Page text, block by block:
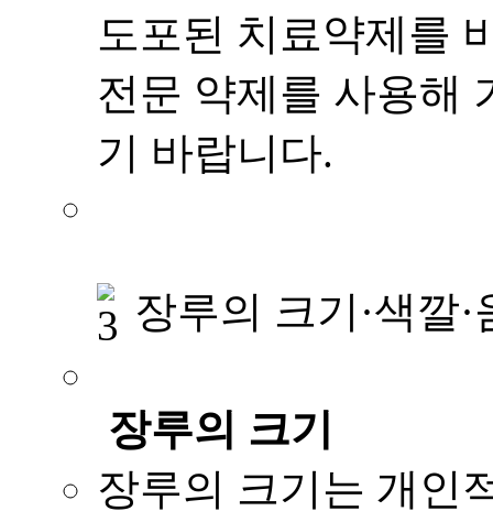
도포된 치료약제를
전문 약제를 사용해
기 바랍니다.
장루의 크기·색깔
장루의 크기
장루의 크기는 개인